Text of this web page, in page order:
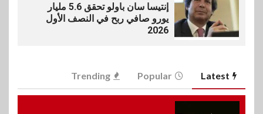
إنتيسا سان باولو تحقق 5.6 مليار
يورو صافي ربح في النصف الأول
2026
غرفة القاهرة تنظم ندوة إلكترونية
لدعم الصادرات وتحقيق
Latest
Popular
Trending